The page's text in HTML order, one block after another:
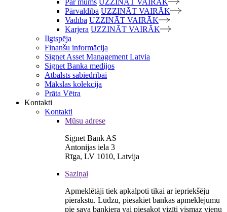
Par mums UZZINĀT VAIRĀK
Pārvaldība UZZINĀT VAIRĀK
Vadība UZZINĀT VAIRĀK
Karjera UZZINĀT VAIRĀK
Ilgtspēja
Finanšu informācija
Signet Asset Management Latvia
Signet Banka medijos
Atbalsts sabiedrībai
Mākslas kolekcija
Prāta Vētra
Kontakti
Kontakti
Mūsu adrese
Signet Bank AS
Antonijas iela 3
Rīga, LV 1010, Latvija
Saziņai
Apmeklētāji tiek apkalpoti tikai ar iepriekšēju
pierakstu. Lūdzu, piesakiet bankas apmeklējumu
pie sava baņķiera vai piesakot vizīti vismaz vienu